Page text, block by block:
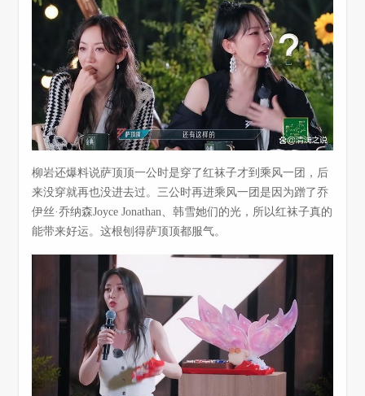
柳岩还爆料说萨顶顶一公时是穿了红袜子才到乘风一团，后
来没穿就再也没进去过。三公时再进乘风一团是因为蹭了乔
伊丝·乔纳森Joyce Jonathan、韩雪她们的光，所以红袜子真的
能带来好运。这根刨得萨顶顶都服气。